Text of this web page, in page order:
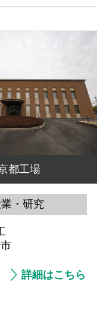
都工場
・研究
詳細はこちら